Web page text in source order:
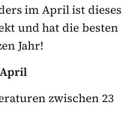
im April ist dieses
und hat die besten
Jahr!
zwischen 23